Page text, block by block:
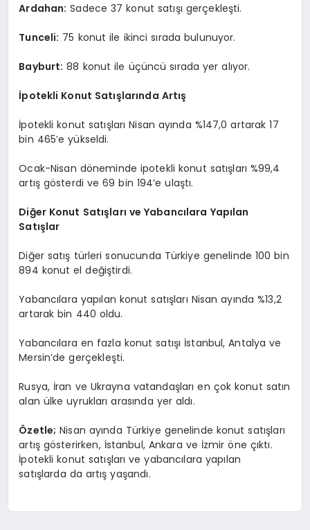
Ardahan: Sadece 37 konut satışı gerçekleşti.
Tunceli: 75 konut ile ikinci sırada bulunuyor.
Bayburt: 88 konut ile üçüncü sırada yer alıyor.
İpotekli Konut Satışlarında Artış
İpotekli konut satışları Nisan ayında %147,0 artarak 17
bin 465’e yükseldi.
Ocak-Nisan döneminde ipotekli konut satışları %99,4
artış gösterdi ve 69 bin 194’e ulaştı.
Diğer Konut Satışları ve Yabancılara Yapılan
Satışlar
Diğer satış türleri sonucunda Türkiye genelinde 100 bin
894 konut el değiştirdi.
Yabancılara yapılan konut satışları Nisan ayında %13,2
artarak bin 440 oldu.
Yabancılara en fazla konut satışı İstanbul, Antalya ve
Mersin’de gerçekleşti.
Rusya, İran ve Ukrayna vatandaşları en çok konut satın
alan ülke uyrukları arasında yer aldı.
Özetle; Nisan ayında Türkiye genelinde konut satışları
artış gösterirken, İstanbul, Ankara ve İzmir öne çıktı.
İpotekli konut satışları ve yabancılara yapılan
satışlarda da artış yaşandı.